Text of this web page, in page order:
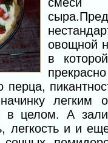
овощной
в
перца,
легким
в целом. А
легкость и и